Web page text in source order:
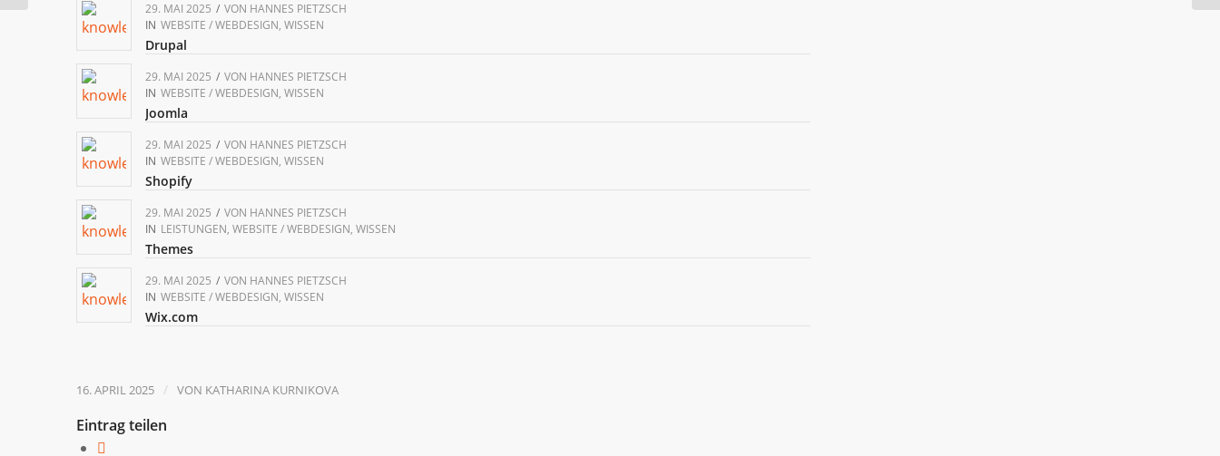
29. MAI 2025 / VON HANNES PIETZSCH
IN WEBSITE / WEBDESIGN, WISSEN
Drupal
29. MAI 2025 / VON HANNES PIETZSCH
IN WEBSITE / WEBDESIGN, WISSEN
Joomla
29. MAI 2025 / VON HANNES PIETZSCH
IN WEBSITE / WEBDESIGN, WISSEN
Shopify
29. MAI 2025 / VON HANNES PIETZSCH
IN LEISTUNGEN, WEBSITE / WEBDESIGN, WISSEN
Themes
29. MAI 2025 / VON HANNES PIETZSCH
IN WEBSITE / WEBDESIGN, WISSEN
Wix.com
16. APRIL 2025 / VON KATHARINA KURNIKOVA
Eintrag teilen